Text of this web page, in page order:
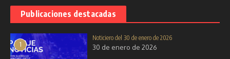
Publicaciones destacadas
1
Noticiero del 30 de enero de 2026
30 de enero de 2026